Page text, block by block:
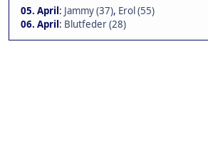
05. April: Jammy (37), Erol (55)
06. April: Blutfeder (28)